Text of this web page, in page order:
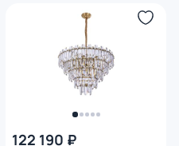
122 190 ₽